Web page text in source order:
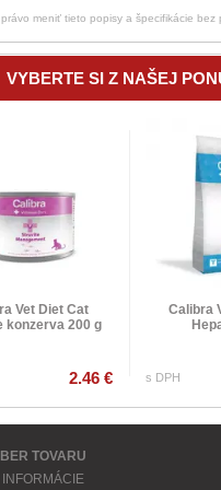
meniť tieto popisy a špecifikácie bez
VYBERTE SI Z NAŠEJ
Vet Diet Cat
konzerva 200 g
2.46 €
Calibra
s DPH
TOVARU